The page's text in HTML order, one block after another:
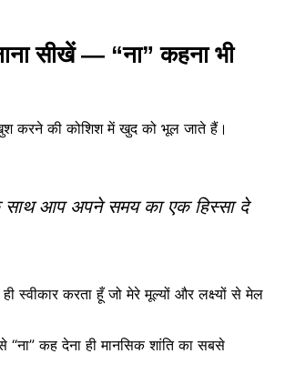
सीखें — “ना” कहना भी
करने की कोशिश में खुद को भूल जाते हैं।
के साथ आप अपने समय का एक हिस्सा दे
स्वीकार करता हूँ जो मेरे मूल्यों और लक्ष्यों से मेल
“ना” कह देना ही मानसिक शांति का सबसे